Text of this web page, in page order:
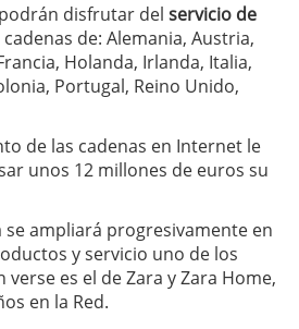
disfrutar del servicio de
cadenas de: Alemania, Austria,
Holanda, Irlanda, Italia,
Portugal, Reino Unido,
de las cadenas en Internet le
unos 12 millones de euros su
se ampliará progresivamente en
y servicio uno de los
es el de Zara y Zara Home,
en la Red.